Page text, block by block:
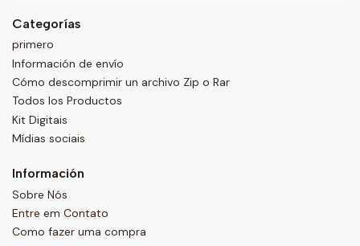
Categorías
primero
Información de envío
Cómo descomprimir un archivo Zip o Rar
Todos los Productos
Kit Digitais
Mídias sociais
Información
Sobre Nós
Entre em Contato
Como fazer uma compra